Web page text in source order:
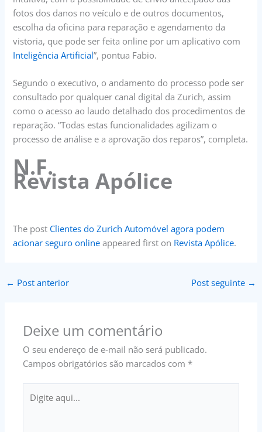
fotos dos danos no veículo e de outros documentos,
escolha da oficina para reparação e agendamento da
vistoria, que pode ser feita online por um aplicativo com
Inteligência Artificial”, pontua Fabio.
Segundo o executivo, o andamento do processo pode ser
consultado por qualquer canal digital da Zurich, assim
como o acesso ao laudo detalhado dos procedimentos de
reparação. “Todas estas funcionalidades agilizam o
processo de análise e a aprovação dos reparos”, completa.
N.F.
Revista Apólice
The post Clientes do Zurich Automóvel agora podem
acionar seguro online appeared first on Revista Apólice.
← Post anterior Post seguinte →
Deixe um comentário
O seu endereço de e-mail não será publicado.
Campos obrigatórios são marcados com *
aqui...